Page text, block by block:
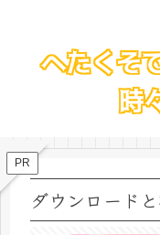
PR
ダウンロード